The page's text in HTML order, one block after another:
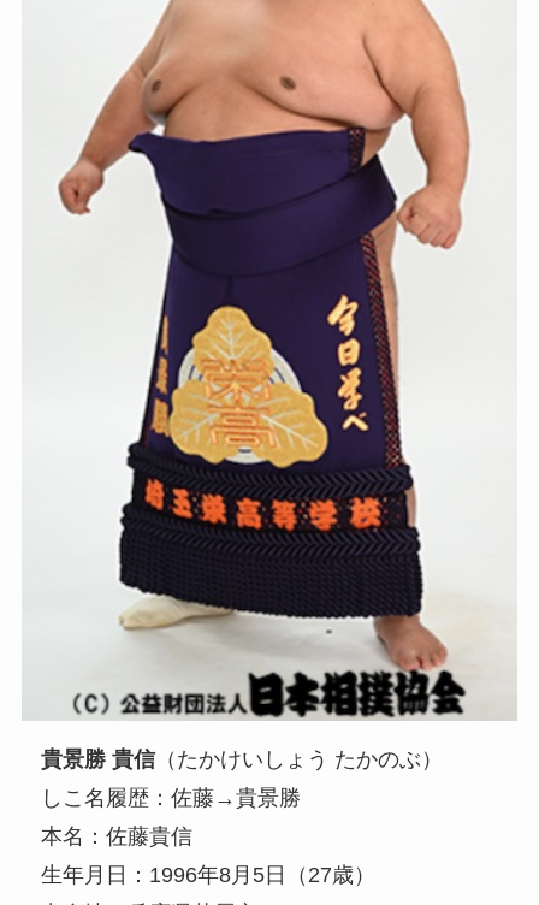
貴景勝 貴信（たかけいしょう たかのぶ）
しこ名履歴：佐藤→貴景勝
本名：佐藤貴信
生年月日：1996年8月5日（27歳）